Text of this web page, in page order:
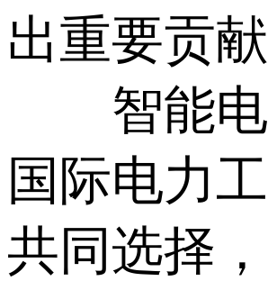
出重要贡献
智能电
国际电力
共同选择